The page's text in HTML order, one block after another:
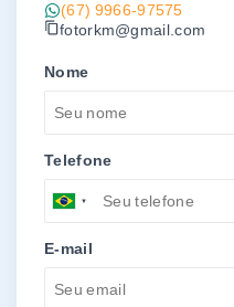
(67) 9966-97575
fotorkm@gmail.com
Nome
Telefone
E-mail